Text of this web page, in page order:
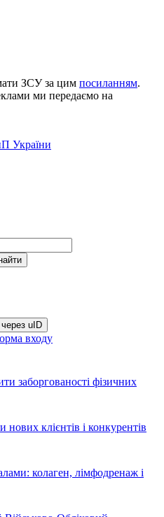
ЗСУ за цим посиланням.
ми передаємо на
України
через uID
входу
заборгованості фізичних
нових клієнтів і конкурентів
колаген, лімфодренаж і